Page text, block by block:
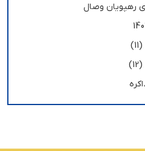
رهپویان وصال